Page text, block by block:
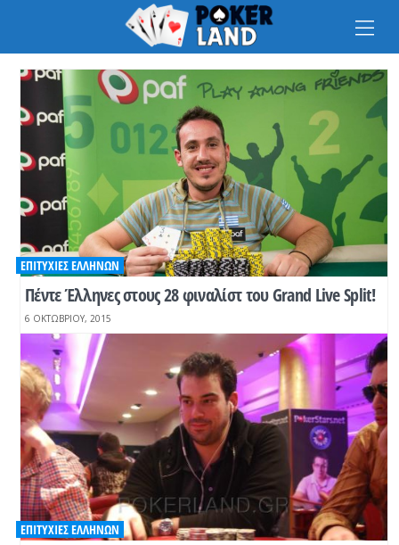
Πέντε Έλληνες στους 28 φιναλίστ του Grand Live Split!
ΕΠΙΤΥΧΊΕΣ ΕΛΛΉΝΩΝ
6 ΟΚΤΩΒΡΊΟΥ, 2015
ΕΠΙΤΥΧΊΕΣ ΕΛΛΉΝΩΝ